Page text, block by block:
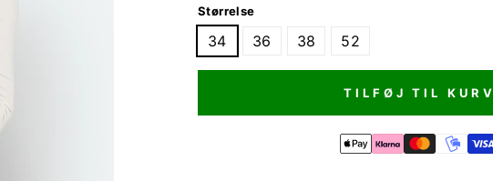
Størrelse
34 36 38 52
TILFØJ TIL KURV